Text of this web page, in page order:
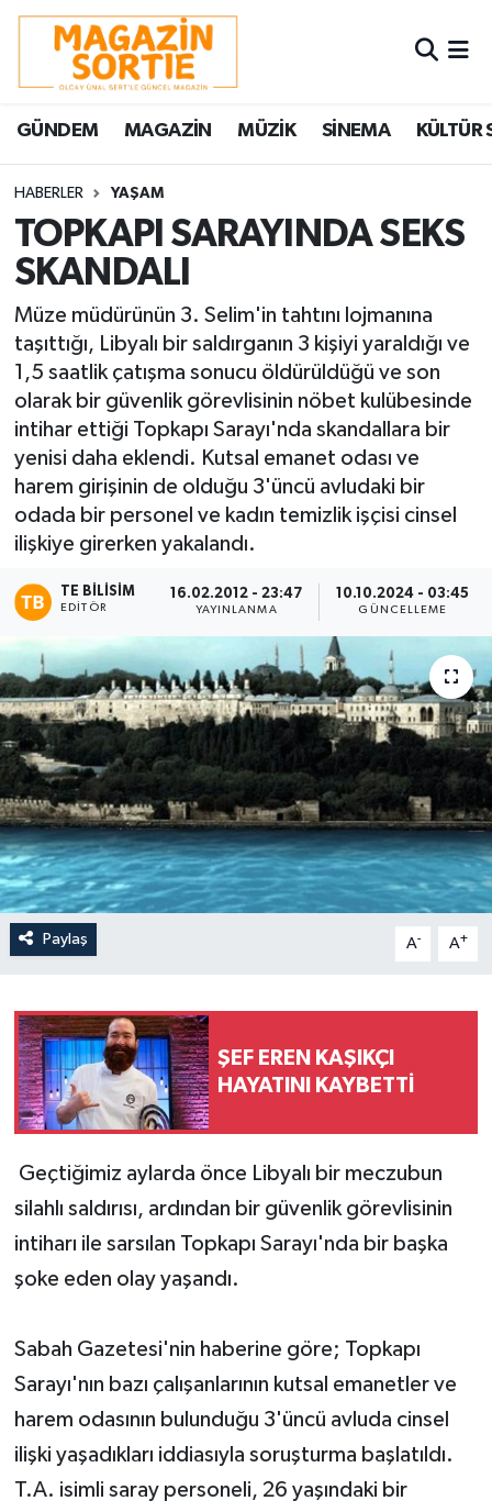
GÜNDEM MAGAZİN MÜZİK SİNEMA KÜLTÜR
HABERLER YAŞAM
TOPKAPI SARAYINDA SEKS
SKANDALI
Müze müdürünün 3. Selim'in tahtını lojmanına
taşıttığı, Libyalı bir saldırganın 3 kişiyi yaraldığı ve
1,5 saatlik çatışma sonucu öldürüldüğü ve son
olarak bir güvenlik görevlisinin nöbet kulübesinde
intihar ettiği Topkapı Sarayı'nda skandallara bir
yenisi daha eklendi. Kutsal emanet odası ve
harem girişinin de olduğu 3'üncü avludaki bir
odada bir personel ve kadın temizlik işçisi cinsel
ilişkiye girerken yakalandı.
TE BILISIM
EDITÖR
16.02.2012 - 23:47
YAYINLANMA
10.10.2024 - 03:45
GÜNCELLEME
Paylaş A- A+
ŞEF EREN KAŞIKÇI
HAYATINI KAYBETTİ
Geçtiğimiz aylarda önce Libyalı bir meczubun
silahlı saldırısı, ardından bir güvenlik görevlisinin
intiharı ile sarsılan Topkapı Sarayı'nda bir başka
şoke eden olay yaşandı.
Sabah Gazetesi'nin haberine göre; Topkapı
Sarayı'nın bazı çalışanlarının kutsal emanetler ve
harem odasının bulunduğu 3'üncü avluda cinsel
ilişki yaşadıkları iddiasıyla soruşturma başlatıldı.
T.A. isimli saray personeli, 26 yaşındaki bir
Nöbetçi Eczaneler
Hava Durumu
Trafik Durumu
Süper Lig Puan Durumu ve Fikstür
Tüm Manşetler
Son Dakika Haberleri
Haber Arşivi